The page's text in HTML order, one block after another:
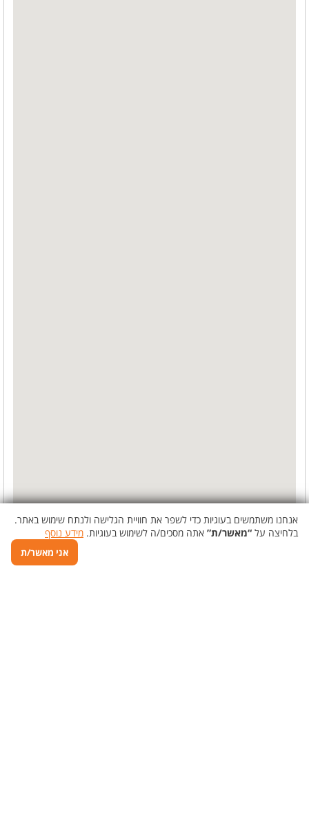
אנחנו משתמשים בעוגיות כדי לשפר את חוויית הגלישה ולנתח שימוש באתר.
בלחיצה על “מאשר/ת” אתה מסכים/ה לשימוש בעוגיות. מידע נוסף
אני מאשר/ת